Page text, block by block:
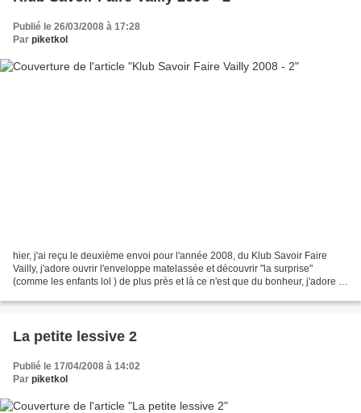
Publié le 26/03/2008 à 17:28
Par piketkol
hier, j'ai reçu le deuxième envoi pour l'année 2008, du Klub Savoir Faire
Vailly, j'adore ouvrir l'enveloppe matelassée et découvrir "la surprise"
(comme les enfants lol ) de plus près et là ce n'est que du bonheur, j'adore le
La petite lessive 2
Publié le 17/04/2008 à 14:02
Par piketkol